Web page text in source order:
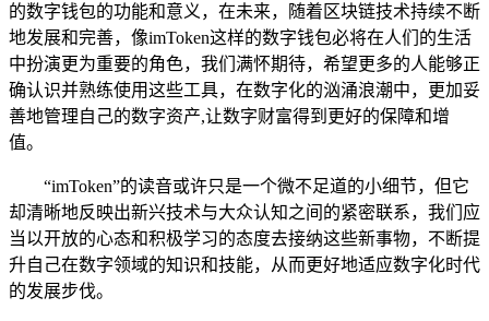
的数字钱包的功能和意义，在未来，随着区块链技术持续不断
地发展和完善，像imToken这样的数字钱包必将在人们的生活
中扮演更为重要的角色，我们满怀期待，希望更多的人能够正
确认识并熟练使用这些工具，在数字化的汹涌浪潮中，更加妥
善地管理自己的数字资产,让数字财富得到更好的保障和增
值。
“imToken”的读音或许只是一个微不足道的小细节，但它
却清晰地反映出新兴技术与大众认知之间的紧密联系，我们应
当以开放的心态和积极学习的态度去接纳这些新事物，不断提
升自己在数字领域的知识和技能，从而更好地适应数字化时代
的发展步伐。